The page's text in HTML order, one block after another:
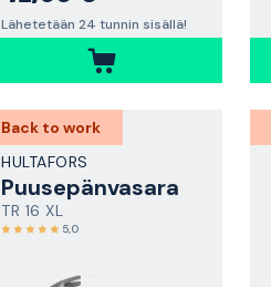
Lähetetään 24 tunnin sisällä!
Back to work
HULTAFORS
Puusepänvasara
TR 16 XL
5,0